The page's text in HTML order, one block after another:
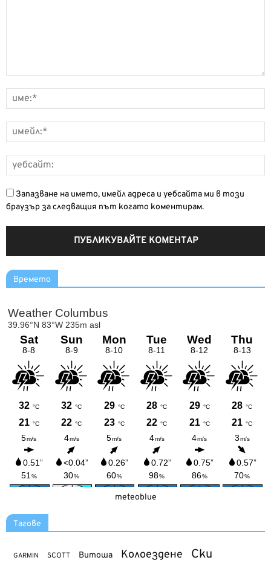
Запазване на името, имейл адреса и уебсайта ми в този
браузър за следващия път когато коментирам.
Времето
meteoblue
Тагове
GARMIN SCOTT Витоша Колоездене Ски